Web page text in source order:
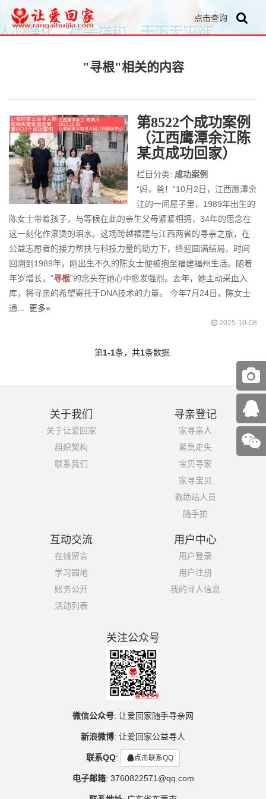
点击查询
"寻根"相关的内容
第8522个成功案例
（江西鹰潭余江陈
某贞成功回家）
栏目分类: 成功案例
“妈，爸！”10月2日，江西鹰潭余
江的一间屋子里，1989年出生的
陈女士带着孩子，与等候在此的亲生父母紧紧相拥，34年的思念在
这一刻化作滚烫的泪水。这场跨越福建与江西两省的寻亲之旅，在
公益志愿者的接力帮扶与科技力量的助力下，终迎圆满结局。时间
回溯到1989年，刚出生不久的陈女士便被抱至福建福州生活。随着
年岁增长，“寻根”的念头在她心中愈发强烈。去年，她主动采血入
库，将寻亲的希望寄托于DNA技术的力量。 今年7月24日，陈女士
通... 更多»
2025-10-08
第1-1条，共1条数据.
关于我们
关于让爱回家
组织架构
联系我们
寻亲登记
家寻亲人
紧急走失
宝贝寻家
家寻宝贝
救助站人员
随手拍
互动交流
在线留言
学习园地
账务公开
活动列表
用户中心
用户登录
用户注册
我的寻人信息
关注公众号
微信公众号: 让爱回家随手寻亲网
新浪微博: 让爱回家公益寻人
联系QQ: 点击联系QQ
电子邮箱: 3760822571@qq.com